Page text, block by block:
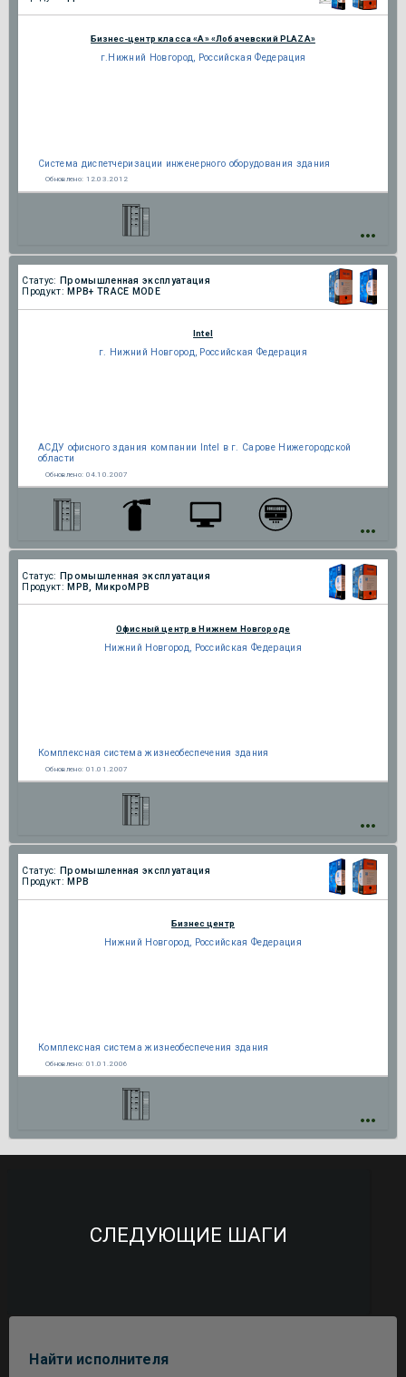
Бизнес-центр класса «А» «Лобачевский PLAZA»
г.Нижний Новгород, Российская Федерация
Система диспетчеризации инженерного оборудования здания
Обновлено: 12.03.2012
Статус: Промышленная эксплуатация
Продукт: МРВ+ TRACE MODE
Intel
г. Нижний Новгород, Российская Федерация
АСДУ офисного здания компании Intel в г. Сарове Нижегородской
области
Обновлено: 04.10.2007
Статус: Промышленная эксплуатация
Продукт:МРВ, МикроМРВ
Офисный центр в Нижнем Новгороде
Нижний Новгород, Российская Федерация
Комплексная система жизнеобеспечения здания
Обновлено: 01.01.2007
Статус: Промышленная эксплуатация
Продукт:МРВ
Бизнес центр
Нижний Новгород, Российская Федерация
Комплексная система жизнеобеспечения здания
Обновлено: 01.01.2006
СЛЕДУЮЩИЕ ШАГИ
Найти исполнителя